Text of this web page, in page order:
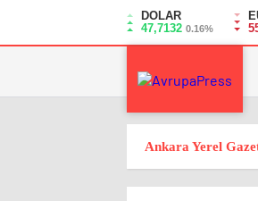
DOLAR
47,7132 0.16%
Ankara Yerel